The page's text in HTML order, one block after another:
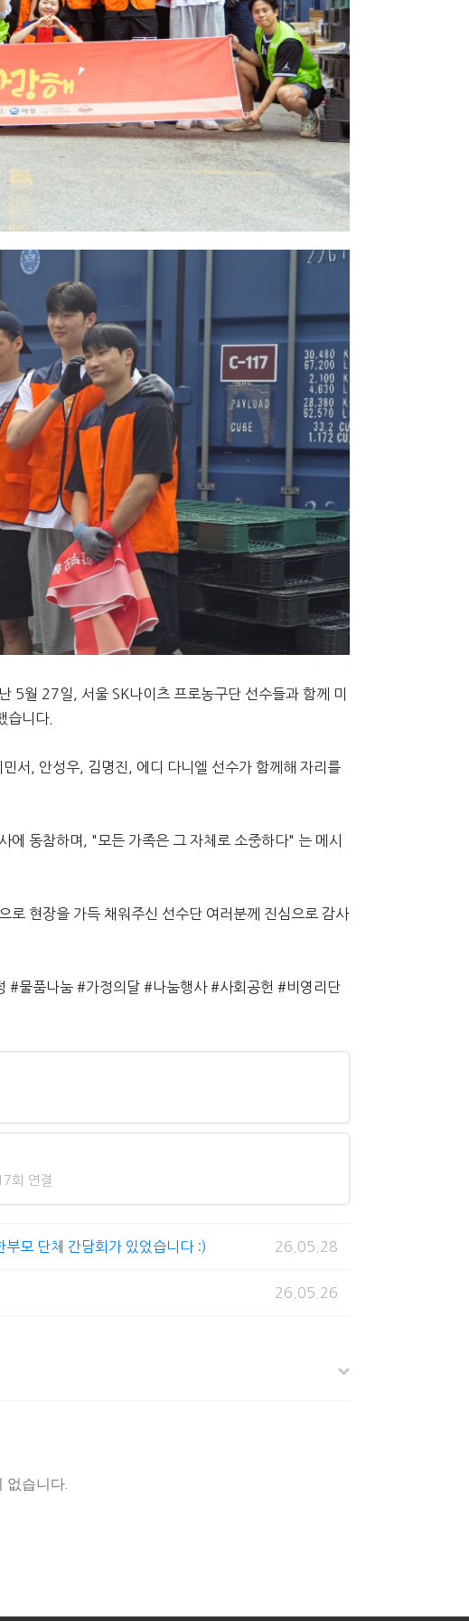
5월 27일, 서울 SK나이츠 프로농구단 선수들과 함께 미
습니다.
서, 안성우, 김명진, 에디 다니엘 선수가 함께해 자리를
동참하며, "모든 가족은 그 자체로 소중하다" 는 메시
로 현장을 가득 채워주신 선수단 여러분께 진심으로 감사
#물품나눔 #가정의달 #나눔행사 #사회공헌 #비영리단
회 연결
모 단체 간담회가 있었습니다 :) 26.05.28
26.05.26
없습니다.